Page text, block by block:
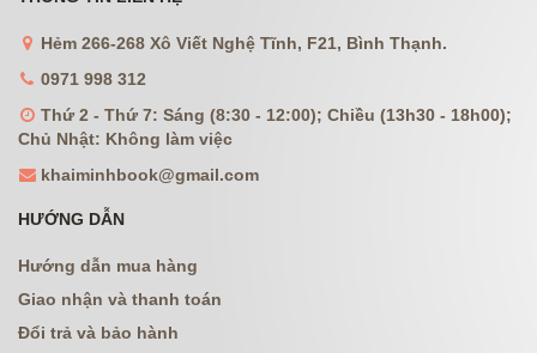
Hẻm 266-268 Xô Viết Nghệ Tĩnh, F21, Bình Thạnh.
0971 998 312
Thứ 2 - Thứ 7: Sáng (8:30 - 12:00); Chiều (13h30 - 18h00);
Chủ Nhật: Không làm việc
khaiminhbook@gmail.com
HƯỚNG DẪN
Hướng dẫn mua hàng
Giao nhận và thanh toán
Đổi trả và bảo hành